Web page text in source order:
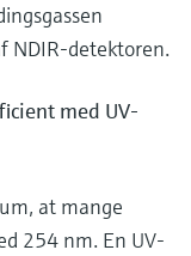
NDIR-detektoren.
med UV-
at mange
254 nm. En UV-